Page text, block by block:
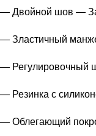
— Двойной шов —
— Зластичный
— Регулировочный
— Резинка с
— Облегающий